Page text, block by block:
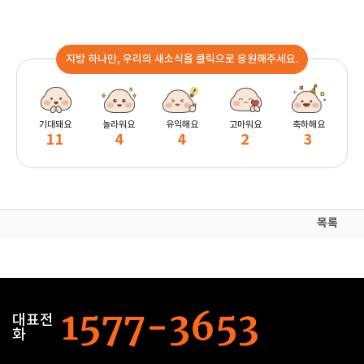
지방 하나만, 우리의 새소식을 클릭으로 응원해주세요.
기대돼요
11
놀라워요
4
유익해요
4
고마워요
2
축하해요
3
목록
대표전
화